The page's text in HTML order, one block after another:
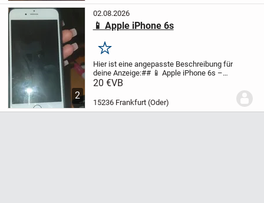
2
02.08.2026
📱 Apple iPhone 6s
Merken
Hier ist eine angepasste Beschreibung für
deine Anzeige:## 📱 Apple iPhone 6s –
Roségold – 64 GB – **99 %
sehr gut erhaltenes **iPhone 6s in der
edlen Farbe...
20 €VB
15236 Frankfurt (Oder)